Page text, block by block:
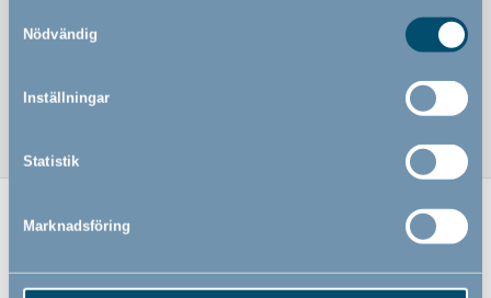
Nödvändig
Inställningar
Statistik
Marknadsföring
Avtagbar easy-clean-skål för extra noggrann hygien